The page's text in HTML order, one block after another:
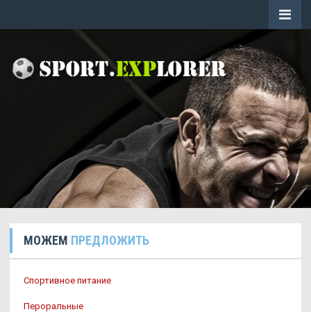
МОЖЕМ ПРЕДЛОЖИТЬ
Спортивное питание
Пероральные